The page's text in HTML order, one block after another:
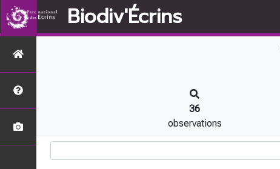
Biodiv'Écrins
36
observations